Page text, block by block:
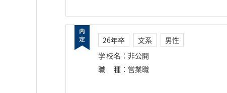
26年卒 文系
男性
学校名 ： 非公開
職種 ： 営業職